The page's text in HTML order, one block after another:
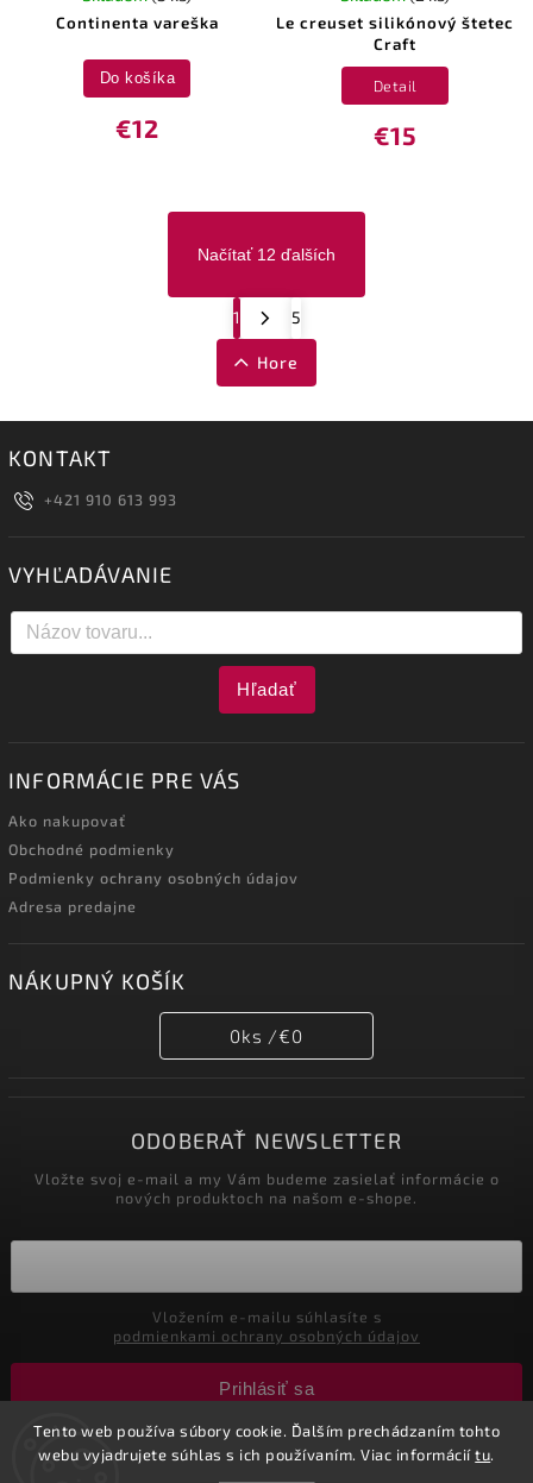
Tento web používa súbory cookie. Ďalším prechádzaním tohto
webu vyjadrujete súhlas s ich používaním. Viac informáciítu.
Continenta vareška
€12
Do košíka
Le creuset silikónový štetec
Craft
€15
Detail
Načítať 12 ďalších
1 5
Hore
KONTAKT
+421 910 613 993
VYHĽADÁVANIE
Hľadať
INFORMÁCIE PRE VÁS
Ako nakupovať
Obchodné podmienky
Podmienky ochrany osobných údajov
Adresa predajne
NÁKUPNÝ KOŠÍK
0ks /€0
ODOBERAŤ NEWSLETTER
Vložte svoj e-mail a my Vám budeme zasielať informácie o
nových produktoch na našom e-shope.
podmienkami ochrany osobných údajov
Prihlásiť sa